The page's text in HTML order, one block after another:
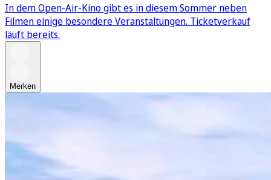
In dem Open-Air-Kino gibt es in diesem Sommer neben
Filmen einige besondere Veranstaltungen. Ticketverkauf
läuft bereits.
Merken